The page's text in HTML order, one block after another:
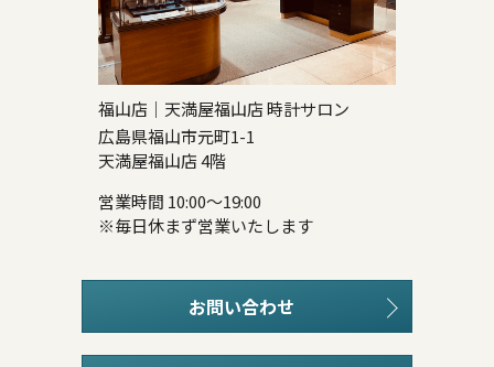
福山店｜天満屋福山店 時計サロン
広島県福山市元町1-1
天満屋福山店 4階
営業時間 10:00～19:00
※毎日休まず営業いたします
お問い合わせ